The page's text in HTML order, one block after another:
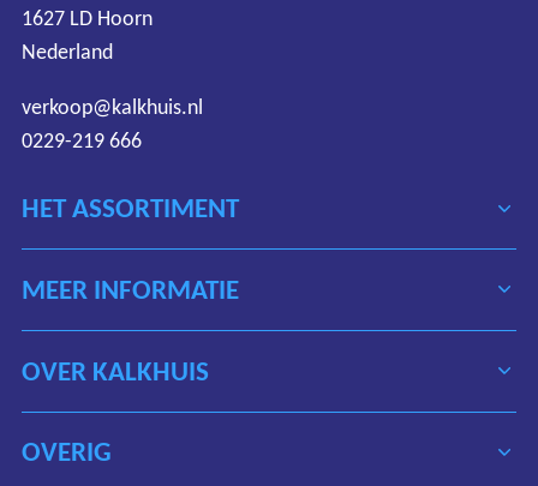
HET ASSORTIMENT
MEER INFORMATIE
OVER KALKHUIS
1627 LD Hoorn
Nederland
verkoop@kalkhuis.nl
0229-219 666
OVERIG